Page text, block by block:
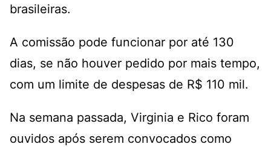
brasileiras.
A comissão pode funcionar por até 130
dias, se não houver pedido por mais tempo,
com um limite de despesas de R$ 110 mil.
Na semana passada, Virginia e Rico foram
ouvidos após serem convocados como